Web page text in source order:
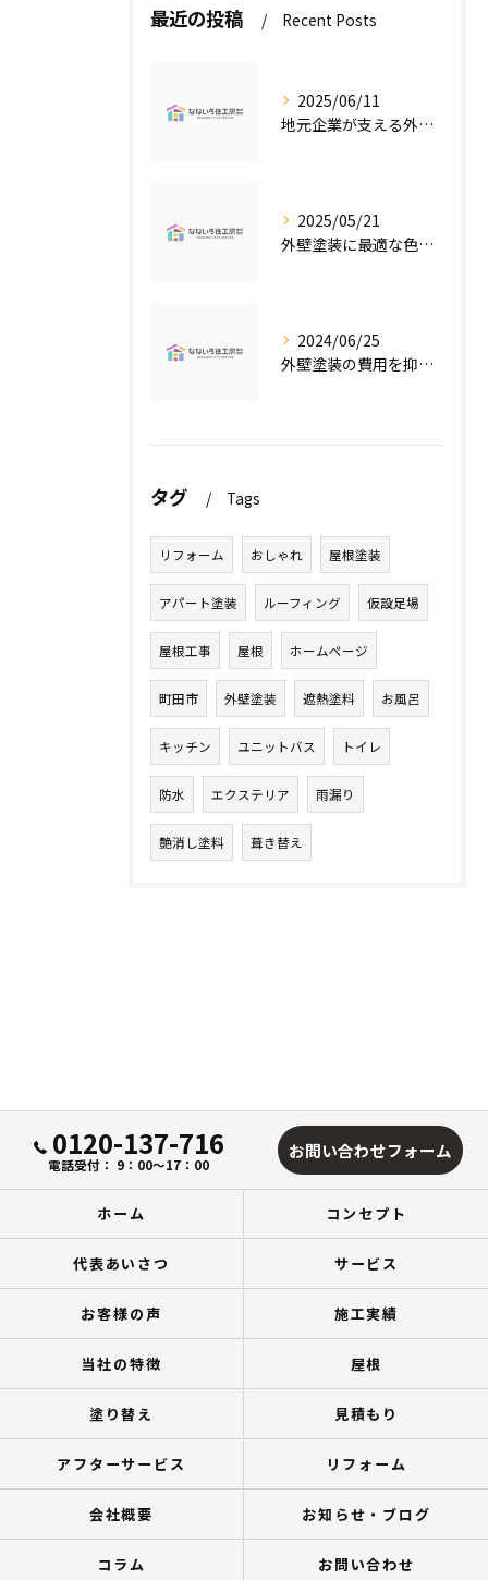
最近の投稿 Recent Posts
2025/06/11
地元企業が支える外壁塗装の魅力
2025/05/21
外壁塗装に最適な色の選び方
2024/06/25
外壁塗装の費用を抑えたい人必見！低価格で高品質な外壁塗装工事のポイントとは？
タグ Tags
リフォーム おしゃれ 屋根塗装
アパート塗装 ルーフィング 仮設足場
屋根工事 屋根 ホームページ
町田市 外壁塗装 遮熱塗料 お風呂
キッチン ユニットバス トイレ
防水 エクステリア 雨漏り
艶消し塗料 葺き替え
0120-137-716
電話受付： 9：00～17：00
お問い合わせフォーム
ホーム コンセプト
代表あいさつ サービス
お客様の声 施工実績
当社の特徴 屋根
塗り替え 見積もり
アフターサービス リフォーム
会社概要 お知らせ・ブログ
コラム お問い合わせ